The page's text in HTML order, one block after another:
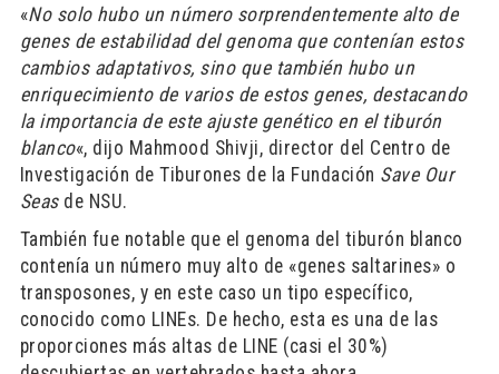
«No solo hubo un número sorprendentemente alto de
genes de estabilidad del genoma que contenían estos
cambios adaptativos, sino que también hubo un
enriquecimiento de varios de estos genes, destacando
la importancia de este ajuste genético en el tiburón
blanco«, dijo Mahmood Shivji, director del Centro de
Investigación de Tiburones de la Fundación Save Our
Seasde NSU.
También fue notable que el genoma del tiburón blanco
contenía un número muy alto de «genes saltarines» o
transposones, y en este caso un tipo específico,
conocido como LINEs. De hecho, esta es una de las
proporciones más altas de LINE (casi el 30%)